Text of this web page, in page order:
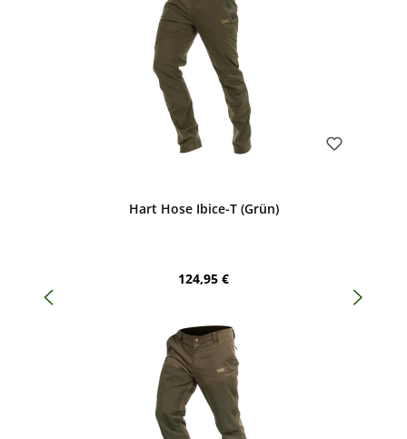
Hart Hose Ibice-T (Grün)
Regulärer Preis:
124,95 €